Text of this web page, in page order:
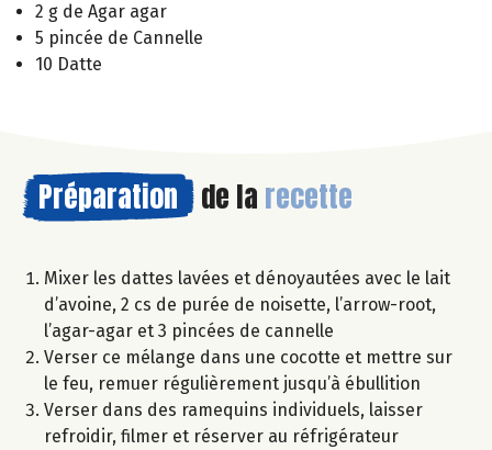
2 g de Agar agar
5 pincée de Cannelle
10 Datte
Préparation de la recette
Mixer les dattes lavées et dénoyautées avec le lait
d’avoine, 2 cs de purée de noisette, l’arrow-root,
l’agar-agar et 3 pincées de cannelle
Verser ce mélange dans une cocotte et mettre sur
le feu, remuer régulièrement jusqu’à ébullition
Verser dans des ramequins individuels, laisser
refroidir, filmer et réserver au réfrigérateur